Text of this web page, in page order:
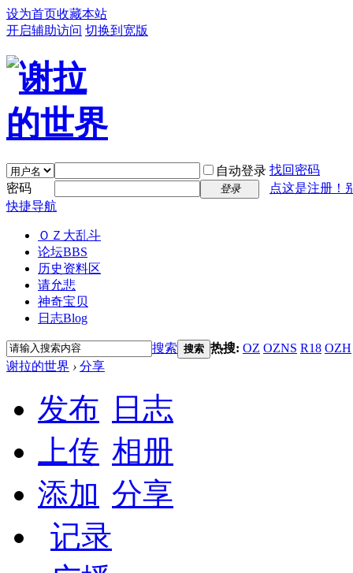
设为首页收藏本站
开启辅助访问 切换到宽版
自动登录 找回密码
密码
登录
点这是注册！
快捷导航
ＯＺ大乱斗
论坛BBS
历史资料区
请允悲
神奇宝贝
日志Blog
搜索 搜索 热搜: OZ OZNS R18 OZH
谢拉的世界 › 分享
发布
日志
上传 相册
添加 分享
记录